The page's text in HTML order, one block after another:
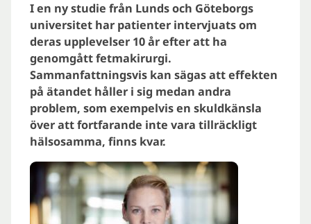
I en ny studie från Lunds och Göteborgs
universitet har patienter intervjuats om
deras upplevelser 10 år efter att ha
genomgått fetmakirurgi.
Sammanfattningsvis kan sägas att effekten
på ätandet håller i sig medan andra
problem, som exempelvis en skuldkänsla
över att fortfarande inte vara tillräckligt
hälsosamma, finns kvar.